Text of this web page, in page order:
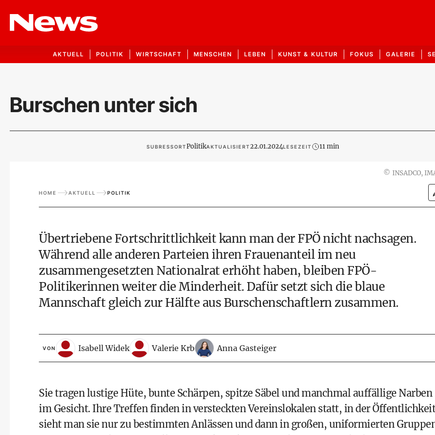
AKTUELL POLITIK WIRTSCHAFT MENSCHEN LEBEN KUNST & KULTUR FOKUS GALERIE
Burschen unter sich
SUBRESSORTPolitikAKTUALISIERT22.01.2024LESEZEIT 11 min
© INSADCO,
HOME AKTUELL POLITIK
Übertriebene Fortschrittlichkeit kann man derFPÖnicht nachsagen.
Während alle anderen Parteien ihren Frauenanteil im neu
zusammengesetzten Nationalrat erhöht haben, bleiben FPÖ-
Politikerinnen weiter die Minderheit. Dafür setzt sich die blaue
Mannschaft gleich zur Hälfte aus Burschenschaftlern zusammen.
VON Isabell Widek Valerie Krb Anna Gasteiger
Sie tragen lustige Hüte, bunte Schärpen, spitze Säbel und manchmal auffällige Narben
im Gesicht. Ihre Treffen finden in versteckten Vereinslokalen statt, in der Öffentlichkeit
sieht man sie nur zu bestimmten Anlässen und dann in großen, uniformierten